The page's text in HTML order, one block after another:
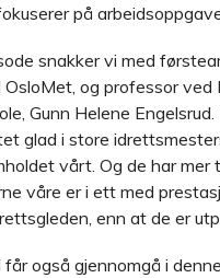
på
snakker vi med
og professor ved
Gunn Helene
glad i store
vårt. Og de har mer
våre er i ett med
enn at de er
også gjennomgå i